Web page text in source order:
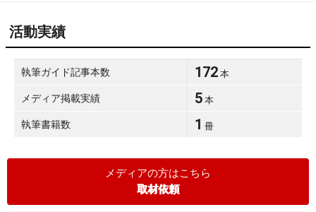
活動実績
執筆ガイド記事本数 172 本
メディア掲載実績 5 本
執筆書籍数 1 冊
メディアの方はこちら
取材依頼